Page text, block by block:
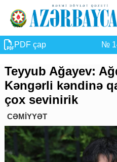
PDF çap №
Teyyub Ağayev:
Kəngərli kəndinə
çox sevinirik
CƏMİYYƏT